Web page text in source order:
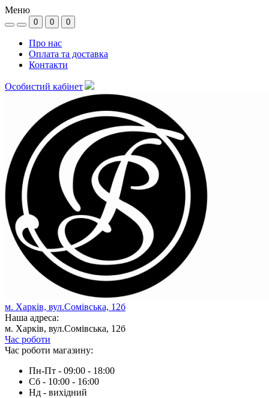
Меню
0 0 0
Про нас
Оплата та доставка
Контакти
Особистий кабінет
м. Харків, вул.Сомівська, 12б
Наша адреса:
м. Харків, вул.Сомівська, 12б
Час роботи
Час роботи магазину:
Пн-Пт - 09:00 - 18:00
Сб - 10:00 - 16:00
Нд - вихiдний